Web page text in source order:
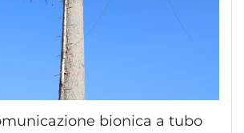
bionica a tubo